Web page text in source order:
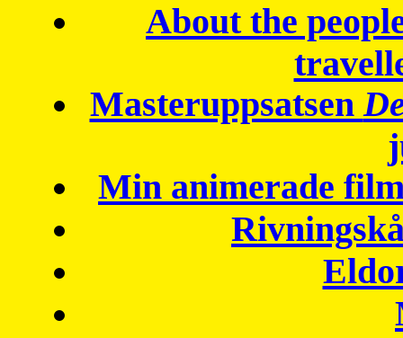
About the
Masteruppsatsen
Min animerade